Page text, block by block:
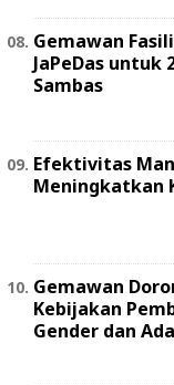
Gemawan
JaPeDas untuk
Sambas
Efektivitas
Meningkatkan
Gemawan
Kebijakan
Gender dan